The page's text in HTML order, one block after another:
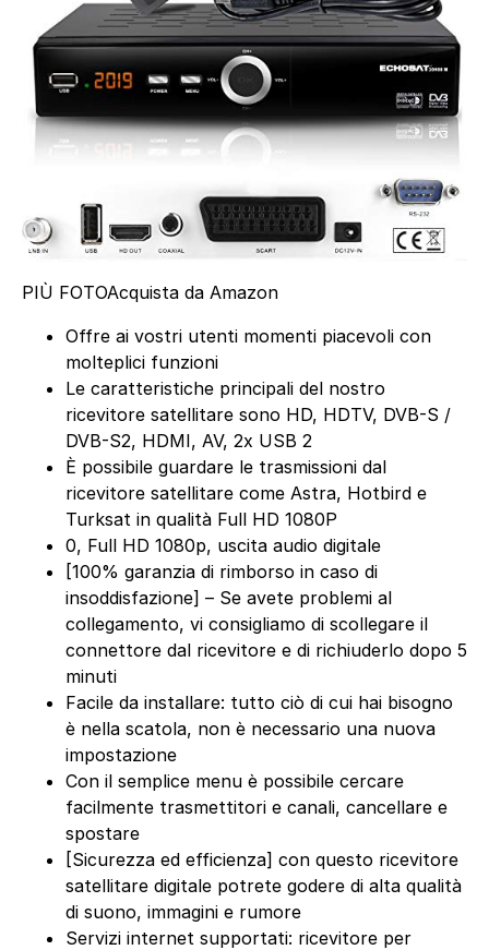
PIÙ FOTOAcquista da Amazon
Offre ai vostri utenti momenti piacevoli con
molteplici funzioni
Le caratteristiche principali del nostro
ricevitore satellitare sono HD, HDTV, DVB-S /
DVB-S2, HDMI, AV, 2x USB 2
È possibile guardare le trasmissioni dal
ricevitore satellitare come Astra, Hotbird e
Turksat in qualità Full HD 1080P
0, Full HD 1080p, uscita audio digitale
[100% garanzia di rimborso in caso di
insoddisfazione] – Se avete problemi al
collegamento, vi consigliamo di scollegare il
connettore dal ricevitore e di richiuderlo dopo 5
minuti
Facile da installare: tutto ciò di cui hai bisogno
è nella scatola, non è necessario una nuova
impostazione
Con il semplice menu è possibile cercare
facilmente trasmettitori e canali, cancellare e
spostare
[Sicurezza ed efficienza] con questo ricevitore
satellitare digitale potrete godere di alta qualità
di suono, immagini e rumore
Servizi internet supportati: ricevitore per